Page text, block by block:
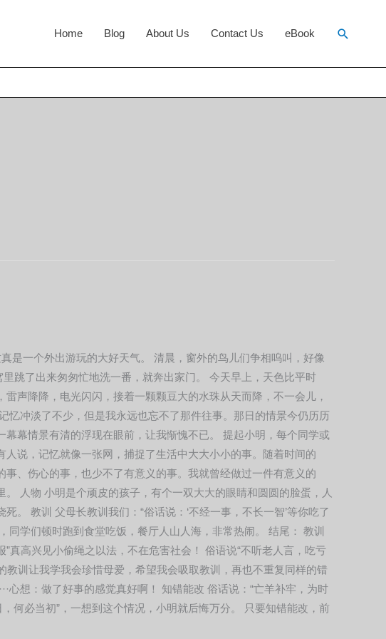
Home Blog About Us Contact Us eBook Search
是一个外出游玩的大好天气。 清晨，窗外的鸟儿们争相呜叫，好像
跳了出来匆匆忙地洗一番，就奔出家门。 今天早上，天色比平时
声降降，电光闪闪，接着一颗颗豆大的水珠从天而降，不一会儿，
冲淡了不少，但是我永远也忘不了那件往事。那日的情景今仍历历
幕情景有清的浮现在眼前，让我惭愧不已。 提起小明，每个同学或
说，记忆就像一张网，捕捉了生活中大大小小的事。随着时间的
、伤心的事，也少不了有意义的事。我就曾经做过一件有意义的
人物 小明是个顽皮的孩子，有个一双大大的眼睛和圆圆的脸蛋，人
。 教训 父母长教训我们：“俗话说：‘不经一事，不长一智’等你吃了
学们顿时跑到食堂吃饭，餐厅人山人海，非常热闹。 结尾： 教训
真高兴见小偷绳之以法，不在危害社会！ 俗语说“不听老人言，吃亏
训让我学我会珍惜母爱，希望我会吸取教训，再也不重复同样的错
心想：做了好事的感觉真好啊！ 知错能改 俗话说：“亡羊补牢，为时
何必当初”，一想到这个情况，小明就后悔万分。 只要知错能改，前